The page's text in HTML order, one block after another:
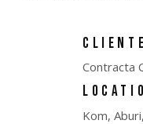
CLIENTE
Contracta
Kom,